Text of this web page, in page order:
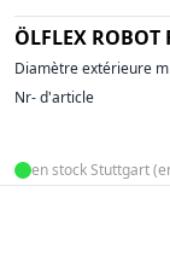
ÖLFLEX ROBOT
Diamètre extérieure
Nr- d'article
en stock Stuttgart